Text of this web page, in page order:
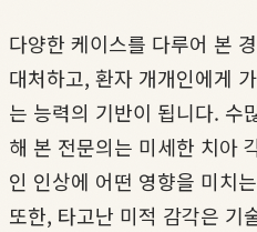
다양한 케이스를 다루어 본
대처하고, 환자 개개인에게
는 능력의 기반이 됩니다. 수
해 본 전문의는 미세한 치아
인 인상에 어떤 영향을 미치
또한, 타고난 미적 감각은 기